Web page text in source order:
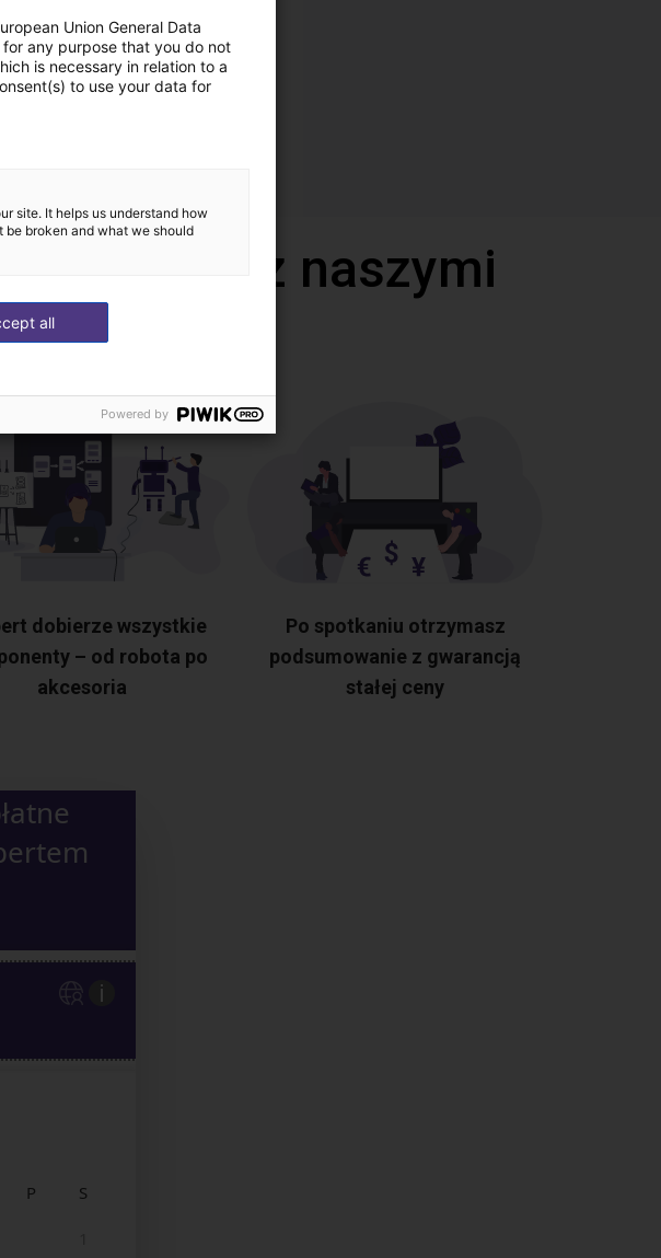
wideo z naszymi
dobierze wszystkie
– od robota po
akcesoria
Po spotkaniu otrzymasz
podsumowanie z gwarancją
stałej ceny
Union General Data
for any purpose that you do not
is necessary in relation to a
to use your data for
site. It helps us understand how
be broken and what we should
all
Powered by